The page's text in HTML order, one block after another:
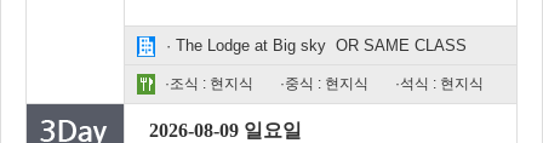
· The Lodge at Big sky OR SAME CLASS
·조식 : 현지식 ·중식 : 현지식 ·석식 : 현지식
2026-08-09 일요일